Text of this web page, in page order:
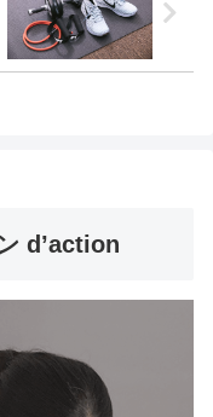
d’action